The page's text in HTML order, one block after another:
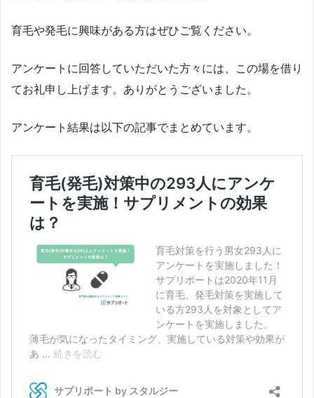
育毛や発毛に興味がある方はぜひご覧ください。
アンケートに回答していただいた方々には、この場を借り
てお礼申し上げます。ありがとうございました。
アンケート結果は以下の記事でまとめています。